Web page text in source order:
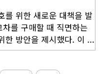
를 위한 새로운 대책을 발
를 구매할 때 직면하는
한 방안을 제시했다. 이 ...